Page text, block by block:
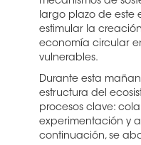
largo plazo de este
estimular la
economía circular
vulnerables.
Durante esta
estructura del
procesos clave:
experimentación y
continuación, se